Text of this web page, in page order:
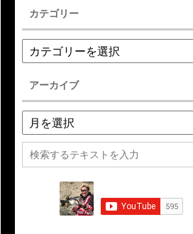
カテゴリー
アーカイブ